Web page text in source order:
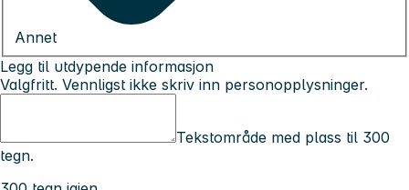
Annet
Legg til utdypende informasjon
Valgfritt. Vennligst ikke skriv inn personopplysninger.
Tekstområde med plass til 300
tegn.